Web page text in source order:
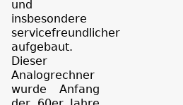
und
insbesondere
servicefreundlicher
aufgebaut.
Dieser
Analogrechner
wurde Anfang